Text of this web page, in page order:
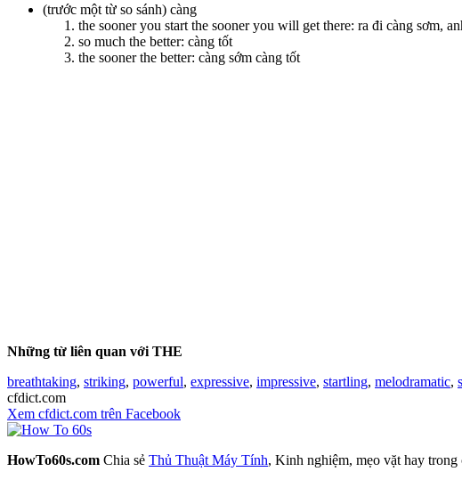
(trước một từ so sánh) càng
the sooner you start the sooner you will get there: ra đi càng sơm,
so much the better: càng tốt
the sooner the better: càng sớm càng tốt
Những từ liên quan với THE
breathtaking, striking, powerful, expressive, impressive, startling, melodramatic,
cfdict.com
Xem cfdict.com trên Facebook
HowTo60s.com Chia sẻ Thủ Thuật Máy Tính, Kinh nghiệm, mẹo vặt hay trong